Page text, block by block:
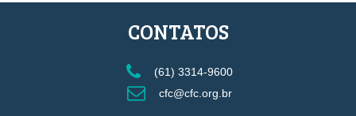
CONTATOS
(61) 3314-9600
cfc@cfc.org.br